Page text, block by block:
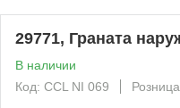
29771, Граната
В наличии
Код: CCL NI 069
Розница